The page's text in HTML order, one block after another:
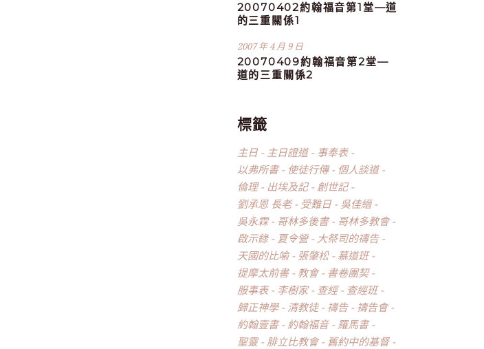
20070402約翰福音第1堂—道
的三重關係1
2007 年 4 月 9 日
20070409約翰福音第2堂—
道的三重關係2
標籤
主日 主日證道
事奉表
以弗所書
使徒行傳
個人談道
倫理
出埃及記
創世記
劉承恩 長老
受難日
吳佳縉
吳永霖
哥林多後書
哥林多教會
啟示錄
夏令營
大祭司的禱告
天國的比喻
張肇松
慕道班
提摩太前書
教會
書卷團契
服事表
李樹家 查經
查經班
歸正神學
清教徒 禱告
禱告會
約翰壹書
約翰福音
羅馬書
聖靈
腓立比教會
舊約中的基督